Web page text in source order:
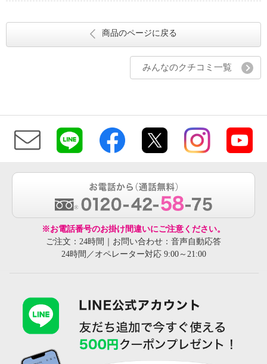
商品のページに戻る
みんなのクチコミ一覧
※お電話番号のお掛け間違いにご注意ください。
ご注文：24時間｜お問い合わせ：音声自動応答
24時間／オペレーター対応 9:00～21:00